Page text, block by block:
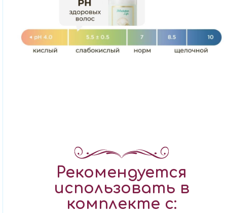
Рекомендуется
использовать в
комплекте с: